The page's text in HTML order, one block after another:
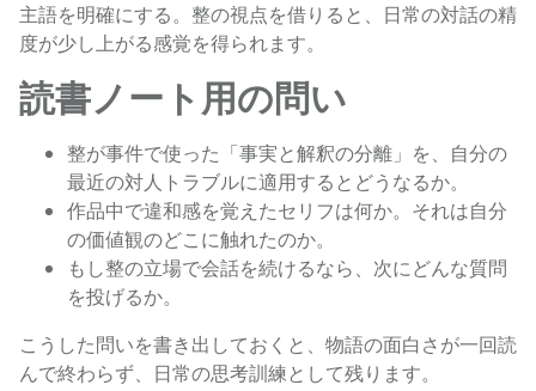
主語を明確にする。整の視点を借りると、日常の対話の精
度が少し上がる感覚を得られます。
読書ノート用の問い
整が事件で使った「事実と解釈の分離」を、自分の
最近の対人トラブルに適用するとどうなるか。
作品中で違和感を覚えたセリフは何か。それは自分
の価値観のどこに触れたのか。
もし整の立場で会話を続けるなら、次にどんな質問
を投げるか。
こうした問いを書き出しておくと、物語の面白さが一回読
んで終わらず、日常の思考訓練として残ります。